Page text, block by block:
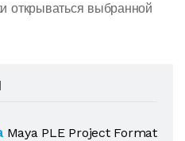
открываться выбранной
Maya PLE Project Format